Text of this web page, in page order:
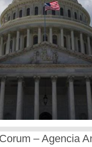
– Agencia